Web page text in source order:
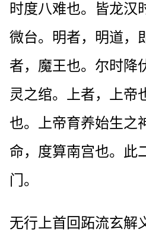
时度八难也。皆龙汉
微台。明者，明道，
者，魔王也。尔时降
灵之绾。上者，上帝
也。上帝育养始生之
命，度算南宫也。此
门。
无行上首回跖流玄解